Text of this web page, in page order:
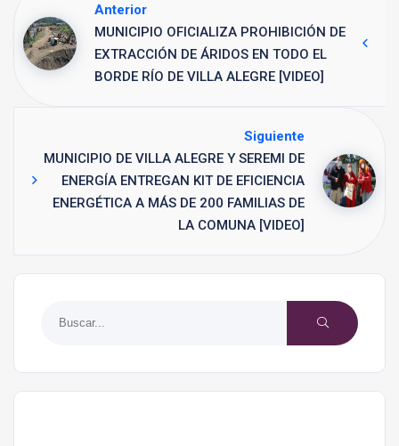
Anterior
MUNICIPIO OFICIALIZA PROHIBICIÓN DE
EXTRACCIÓN DE ÁRIDOS EN TODO EL
BORDE RÍO DE VILLA ALEGRE [VIDEO]
Siguiente
MUNICIPIO DE VILLA ALEGRE Y SEREMI DE
ENERGÍA ENTREGAN KIT DE EFICIENCIA
ENERGÉTICA A MÁS DE 200 FAMILIAS DE
LA COMUNA [VIDEO]